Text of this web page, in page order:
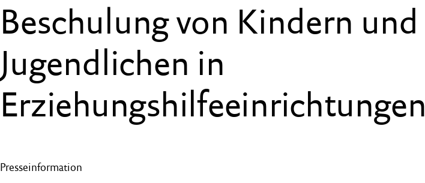
Beschulung von Kindern und
Jugendlichen in
Erziehungshilfeeinrichtungen
Presseinformation